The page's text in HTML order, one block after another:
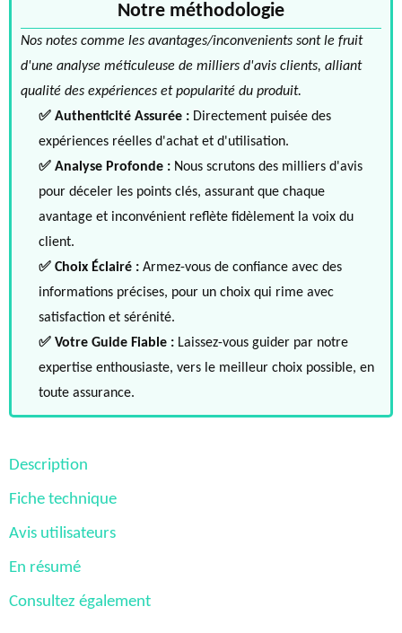
Notre méthodologie
Nos notes comme les avantages/inconvenients sont le fruit
d'une analyse méticuleuse de milliers d'avis clients, alliant
qualité des expériences et popularité du produit.
✅ Authenticité Assurée : Directement puisée des
expériences réelles d'achat et d'utilisation.
✅ Analyse Profonde : Nous scrutons des milliers d'avis
pour déceler les points clés, assurant que chaque
avantage et inconvénient reflète fidèlement la voix du
client.
✅ Choix Éclairé : Armez-vous de confiance avec des
informations précises, pour un choix qui rime avec
satisfaction et sérénité.
✅ Votre Guide Fiable : Laissez-vous guider par notre
expertise enthousiaste, vers le meilleur choix possible, en
toute assurance.
Description
Fiche technique
Avis utilisateurs
En résumé
Consultez également